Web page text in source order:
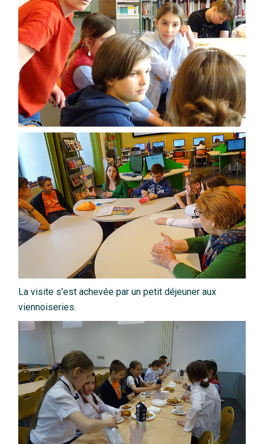
La visite s’est achevée par un petit déjeuner aux
viennoiseries.